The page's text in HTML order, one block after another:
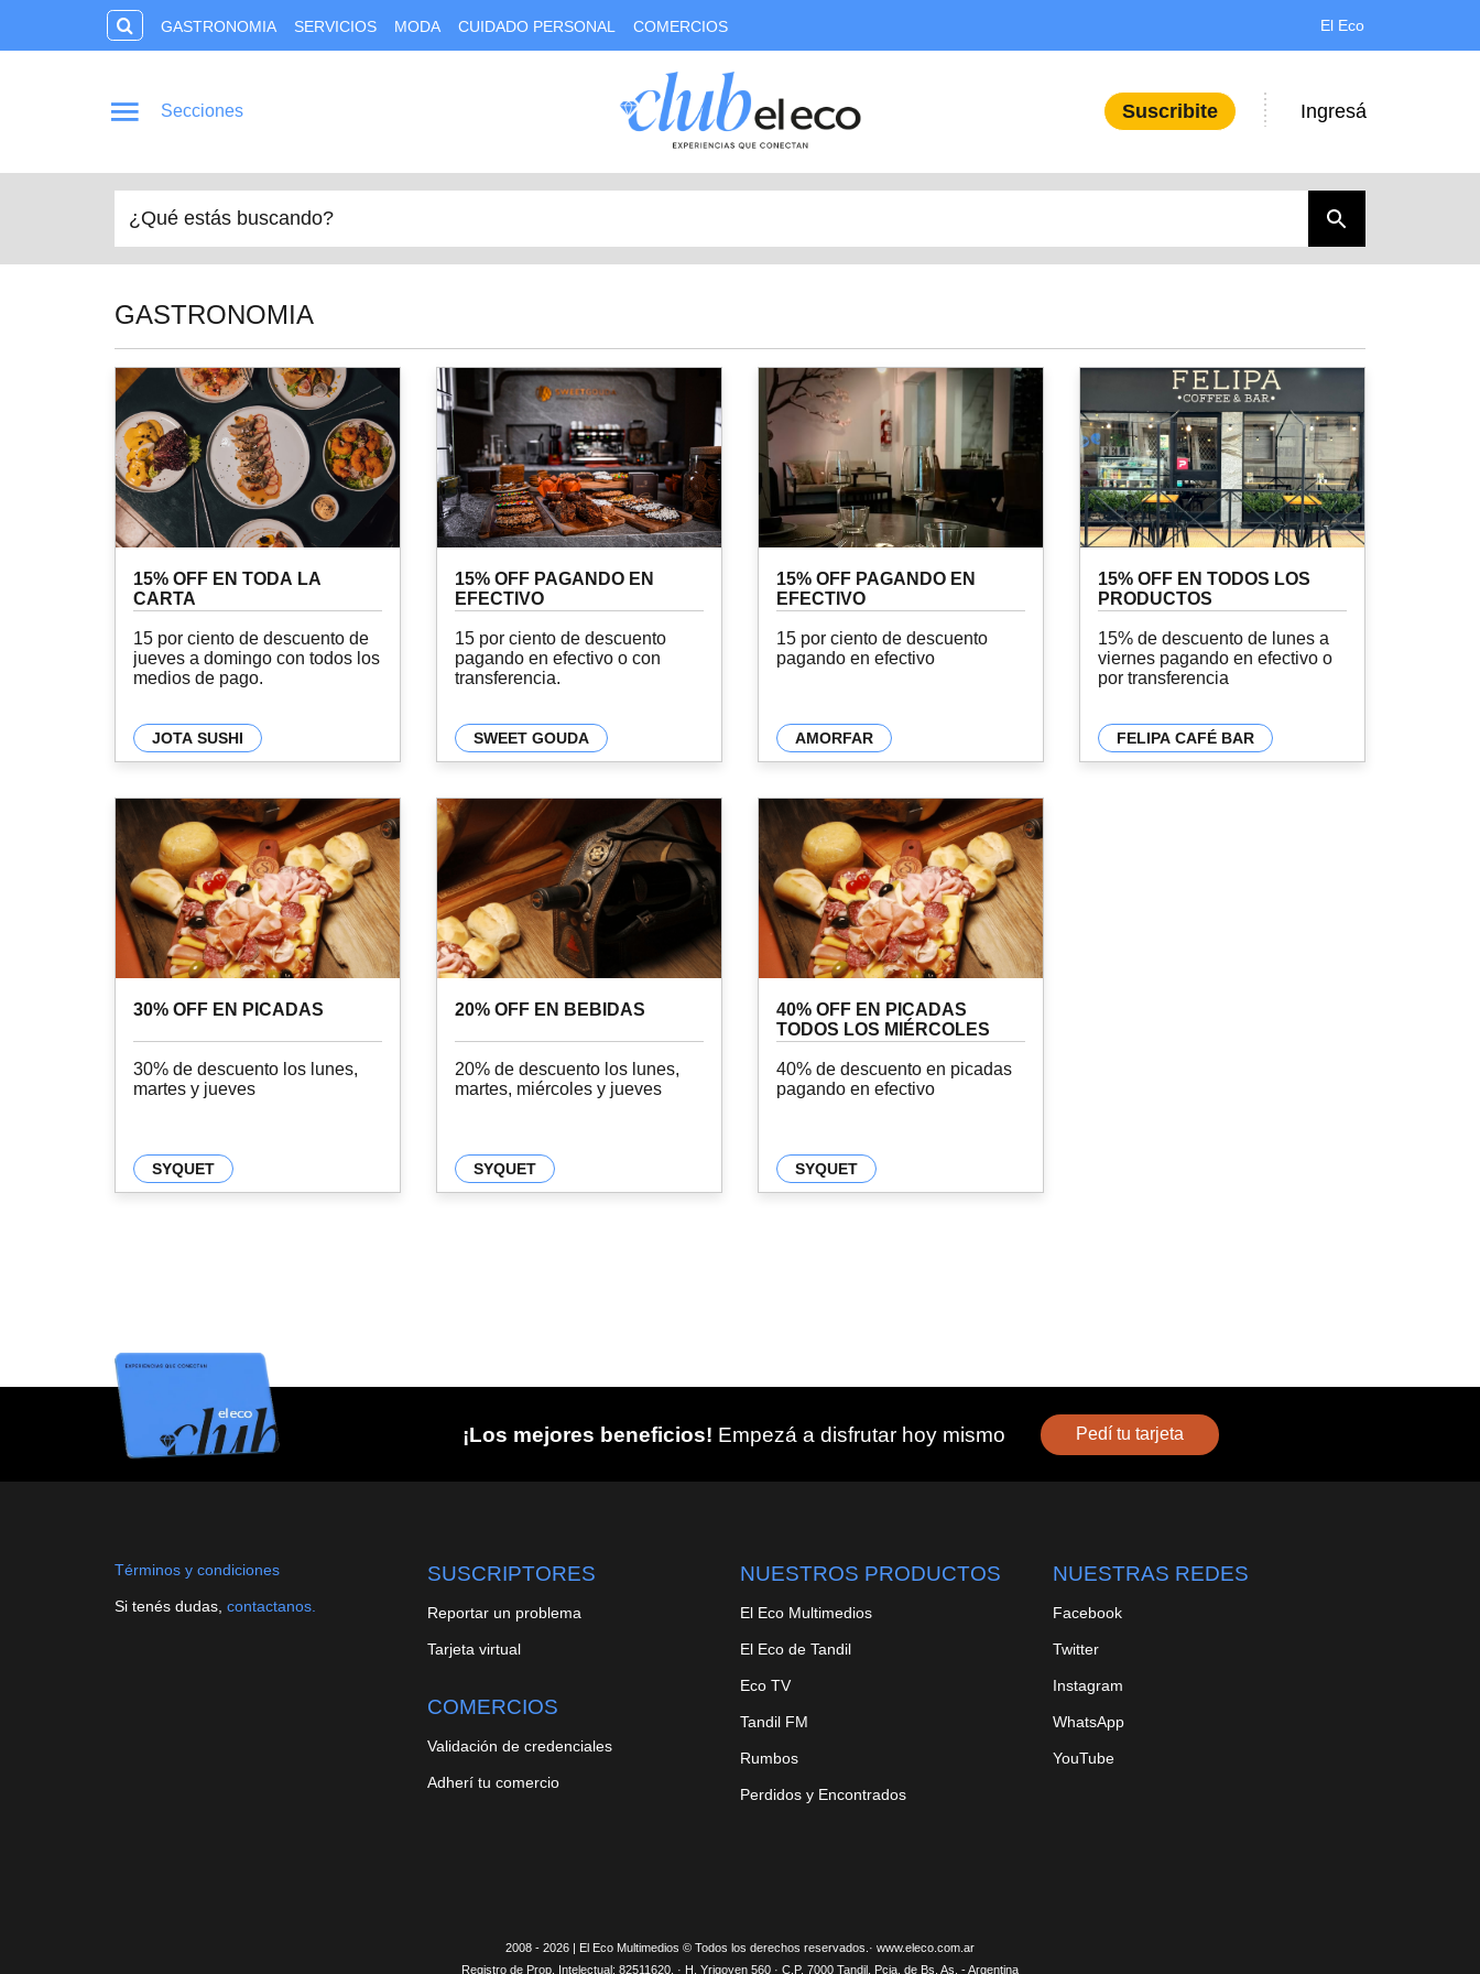
GASTRONOMIA SERVICIOS MODA CUIDADO PERSONAL COMERCIOS El Eco
Secciones Suscribite Ingresá
GASTRONOMIA
15% OFF EN TODA LA
CARTA
15 por ciento de descuento de
jueves a domingo con todos los
medios de pago.
JOTA SUSHI
15% OFF PAGANDO EN
EFECTIVO
15 por ciento de descuento
pagando en efectivo o con
transferencia.
SWEET GOUDA
15% OFF PAGANDO EN
EFECTIVO
15 por ciento de descuento
pagando en efectivo
AMORFAR
15% OFF EN TODOS LOS
PRODUCTOS
15% de descuento de lunes a
viernes pagando en efectivo o
por transferencia
FELIPA CAFÉ BAR
30% OFF EN PICADAS
30% de descuento los lunes,
martes y jueves
SYQUET
20% OFF EN BEBIDAS
20% de descuento los lunes,
martes, miércoles y jueves
SYQUET
40% OFF EN PICADAS
TODOS LOS MIÉRCOLES
40% de descuento en picadas
pagando en efectivo
SYQUET
¡Los mejores beneficios! Empezá a disfrutar hoy mismo Pedí tu tarjeta
Términos y condiciones
Si tenés dudas, contactanos.
SUSCRIPTORES
Reportar un problema
Tarjeta virtual
COMERCIOS
Validación de credenciales
Adherí tu comercio
NUESTROS PRODUCTOS
El Eco Multimedios
El Eco de Tandil
Eco TV
Tandil FM
Rumbos
Perdidos y Encontrados
NUESTRAS REDES
Facebook
Twitter
Instagram
WhatsApp
YouTube
2008 - 2026 | El Eco Multimedios © Todos los derechos reservados.· www.eleco.com.ar
Registro de Prop. Intelectual: 82511620. · H. Yrigoyen 560 · C.P. 7000 Tandil, Pcia. de Bs. As. - Argentina